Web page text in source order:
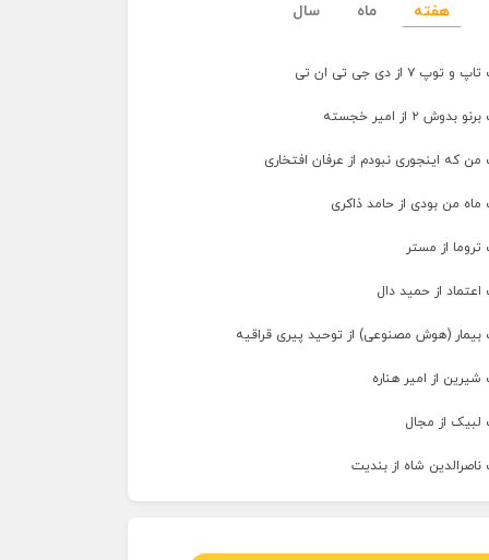
هفته ماه سال
۷ از دی جی تی ان تی
۲ از امیر خجسته
من که اینجوری نبودم از عرفان افتخاری
ماه من بودی از حامد ذاکری
تروما از مستر
اعتماد از حمید دال
بیمار (هوش مصنوعی) از توحید پیری قراقیه
شیرین از امیر هناره
لبیک از مجال
ناصرالدین شاه از بندیت